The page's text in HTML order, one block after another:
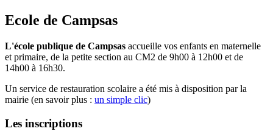
Ecole de Campsas
L'école publique de Campsas accueille vos enfants en maternelle
et primaire, de la petite section au CM2 de 9h00 à 12h00 et de
14h00 à 16h30.
Un service de restauration scolaire a été mis à disposition par la
mairie (en savoir plus : un simple clic)
Les inscriptions